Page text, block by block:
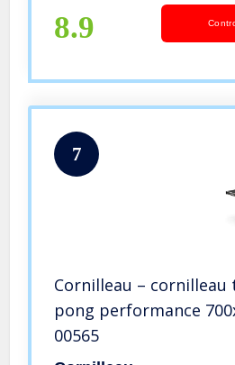
8.9
7
Cornilleau – cornilleau
pong performance
00565